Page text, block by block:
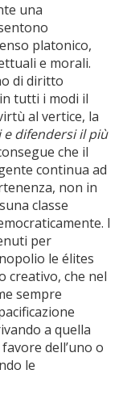
una
platonico,
e morali.
di diritto
tutti i modi il
al vertice, la
e difendersi il più
che il
continua ad
non in
classe
I
per
le élites
creativo, che nel
sempre
a quella
favore dell’uno o
le